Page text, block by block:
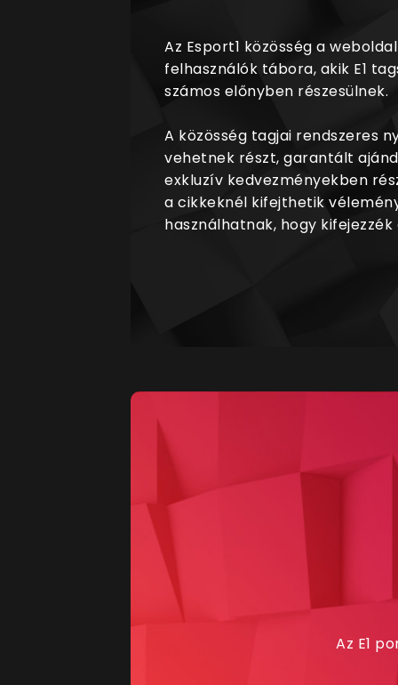
Az Esport1 közösség a
felhasználók tábora, akik E1
számos előnyben részesülnek.
A közösség tagjai rendszeres
vehetnek részt, garantált
exkluzív kedvezményekben
a cikkeknél kifejthetik
használhatnak, hogy
Az E1